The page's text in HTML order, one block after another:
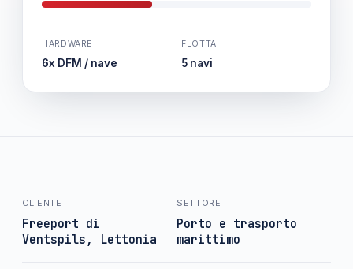
HARDWARE
6x DFM / nave
FLOTTA
5 navi
CLIENTE
Freeport di
Ventspils, Lettonia
SETTORE
Porto e trasporto
marittimo